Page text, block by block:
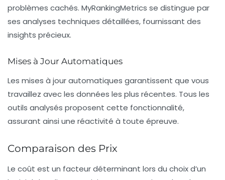
problèmes cachés. MyRankingMetrics se distingue par
ses analyses techniques détaillées, fournissant des
insights précieux.
Mises à Jour Automatiques
Les mises à jour automatiques garantissent que vous
travaillez avec les données les plus récentes. Tous les
outils analysés proposent cette fonctionnalité,
assurant ainsi une réactivité à toute épreuve.
Comparaison des Prix
Le coût est un facteur déterminant lors du choix d’un